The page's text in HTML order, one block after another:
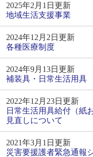
2025年2月1日更新
地域生活支援事業
2024年12月2日更新
各種医療制度
2024年9月13日更新
補装具・日常生活用具
2022年12月23日更新
日常生活用具給付（紙
見直しについて
2021年3月1日更新
災害要援護者緊急通報